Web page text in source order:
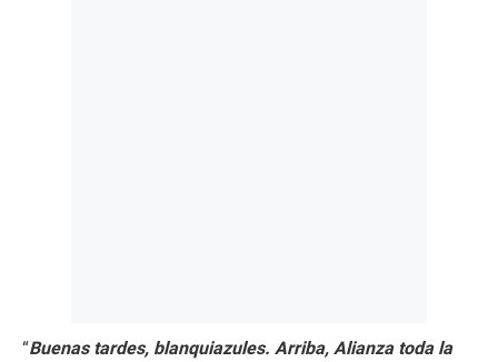
“Buenas tardes, blanquiazules. Arriba, Alianza toda la